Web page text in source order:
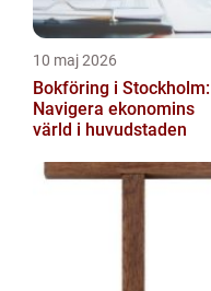
10 maj 2026
Bokföring i Stockholm:
Navigera ekonomins
värld i huvudstaden